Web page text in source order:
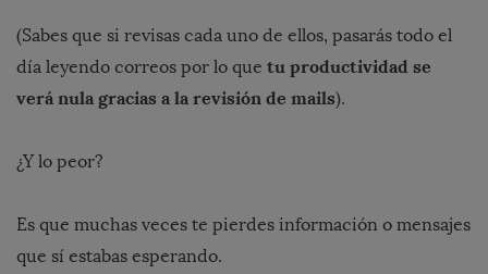
(Sabes que si revisas cada uno de ellos, pasarás todo el
día leyendo correos por lo que tu productividad se
verá nula gracias a la revisión de mails).
¿Y lo peor?
Es que muchas veces te pierdes información o mensajes
que sí estabas esperando.